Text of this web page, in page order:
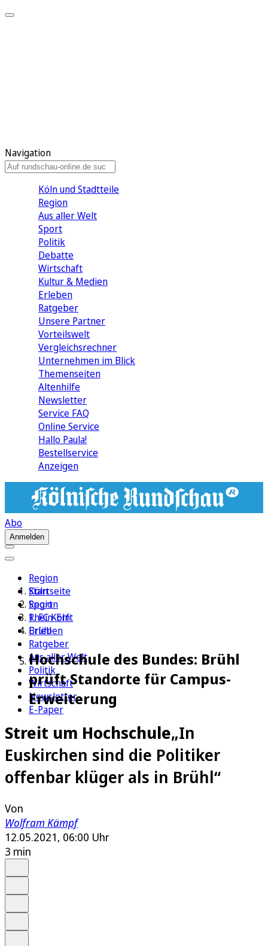
Navigation
Köln und Stadtteile
Region
Aus aller Welt
Sport
Politik
Debatte
Wirtschaft
Kultur & Medien
Erleben
Ratgeber
Unsere Partner
Vorteilswelt
Vergleichsrechner
Unternehmen im Blick
Themenseiten
Altenhilfe
Newsletter
Service FAQ
Online Service
Hallo Paula!
Bestellservice
Anzeigen
Abo
Anmelden
Region
Köln
Sport
1. FC Köln
Erleben
Ratgeber
Aus aller Welt
Politik
Wirtschaft
Newsletter
E-Paper
Startseite
Region
Rhein-Erft
Brühl
Hochschule des Bundes: Brühl
prüft Standorte für Campus-
Erweiterung
Streit um Hochschule„In
Euskirchen sind die Politiker
offenbar klüger als in Brühl“
Von
Wolfram Kämpf
12.05.2021, 06:00 Uhr
3 min